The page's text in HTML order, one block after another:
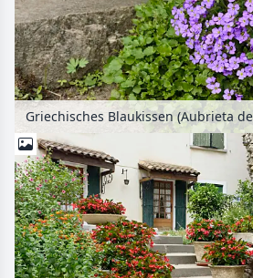
Griechisches Blaukissen (Aubrieta